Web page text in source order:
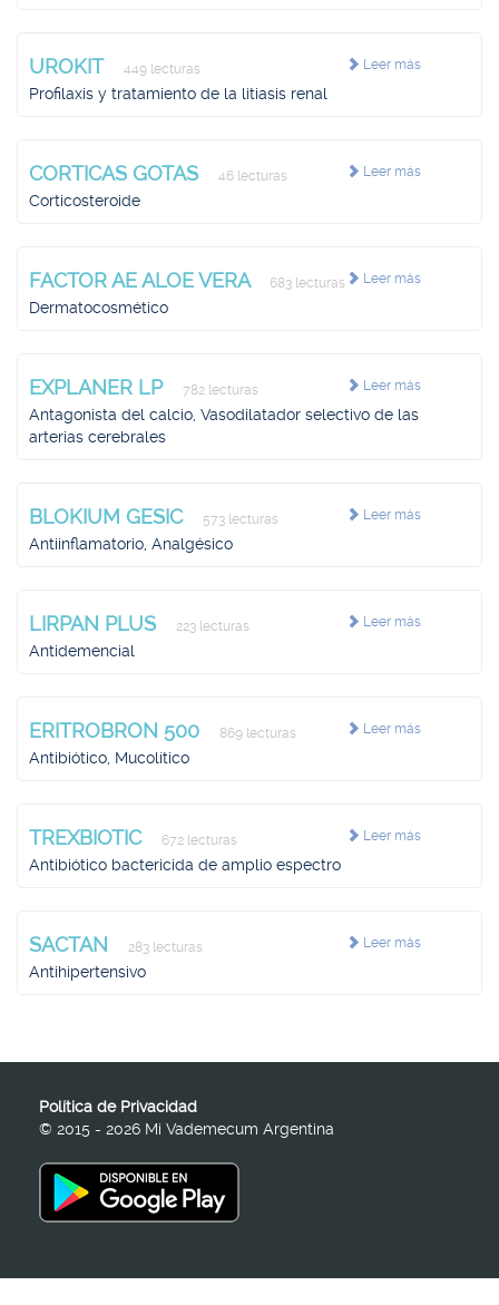
Leer más
UROKIT 449 lecturas
Profilaxis y tratamiento de la litiasis renal
Leer más
CORTICAS GOTAS 46 lecturas
Corticosteroide
Leer más
FACTOR AE ALOE VERA 683 lecturas
Dermatocosmético
Leer más
EXPLANER LP 782 lecturas
Antagonista del calcio, Vasodilatador selectivo de las
arterias cerebrales
Leer más
BLOKIUM GESIC 573 lecturas
Antiinflamatorio, Analgésico
Leer más
LIRPAN PLUS 223 lecturas
Antidemencial
Leer más
ERITROBRON 500 869 lecturas
Antibiótico, Mucolítico
Leer más
TREXBIOTIC 672 lecturas
Antibiótico bactericida de amplio espectro
Leer más
SACTAN 283 lecturas
Antihipertensivo
Política de Privacidad
© 2015 - 2026 Mi Vademecum Argentina